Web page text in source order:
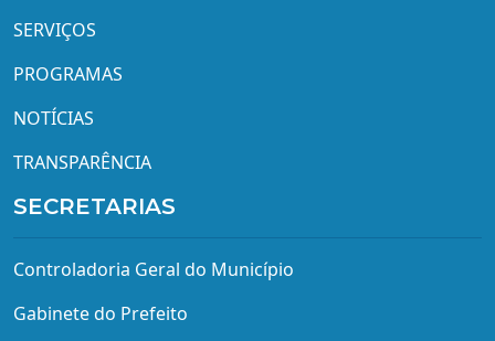
SERVIÇOS
PROGRAMAS
NOTÍCIAS
TRANSPARÊNCIA
SECRETARIAS
Controladoria Geral do Município
Gabinete do Prefeito